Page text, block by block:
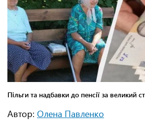
Автор: Олена Павленко